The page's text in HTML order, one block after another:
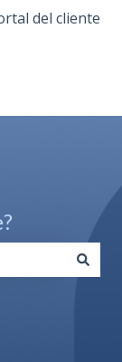
de
del cliente